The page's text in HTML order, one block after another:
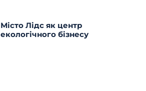
Місто Лідс як центр
екологічного бізнесу